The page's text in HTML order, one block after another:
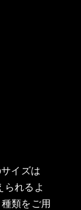
イズは
られるよ
類をご用